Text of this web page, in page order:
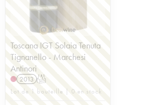
Toscana IGT Solaia Tenuta
Tignanello - Marchesi
Antinori
2013 T
Lot de 1 bouteille | 0 en stock